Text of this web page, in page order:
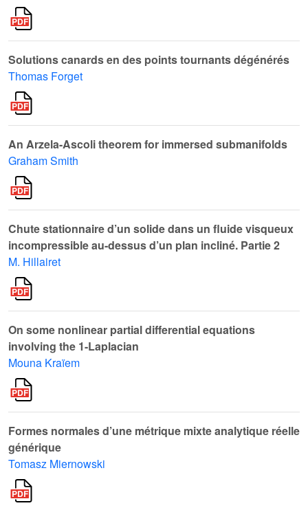
Solutions canards en des points tournants dégénérés
Thomas Forget
An Arzela-Ascoli theorem for immersed submanifolds
Graham Smith
Chute stationnaire d’un solide dans un fluide visqueux
incompressible au-dessus d’un plan incliné. Partie 2
M. Hillairet
On some nonlinear partial differential equations
involving the 1-Laplacian
Mouna Kraïem
Formes normales d’une métrique mixte analytique réelle
générique
Tomasz Miernowski